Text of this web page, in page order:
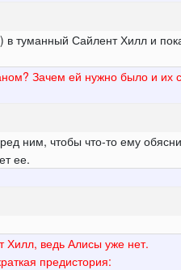
в туманный Сайлент Хилл и
Зачем ей нужно было и их
ним, чтобы что-то ему
ее.
Хилл, ведь Алисы уже нет.
предистория: